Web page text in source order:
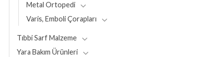
Metal Ortopedi
Varis, Emboli Çorapları
Tıbbi Sarf Malzeme
Yara Bakım Ürünleri